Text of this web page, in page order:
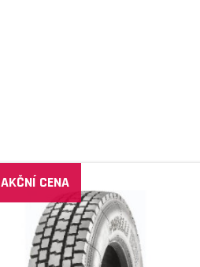
AKČNÍ CENA